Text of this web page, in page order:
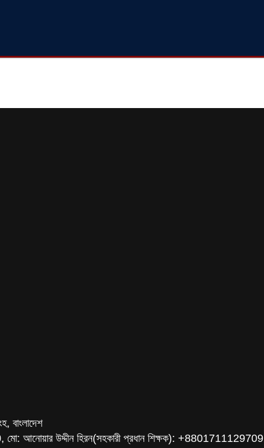
বাংলাদেশ
আনোয়ার উদ্দীন হিরন(সহকারী প্রধান শিক্ষক): +8801711129709